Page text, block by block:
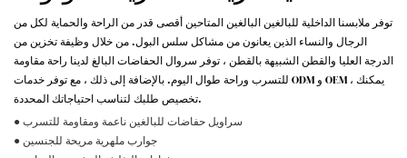
توفر ملابسنا الداخلية للبالغين البالغين المتاحين أقصى قدر من الراحة والحماية لكل من
الرجال والنساء الذين يعانون من مشاكل سلس البول. من خلال وظيفة تخزين من
الدرجة العليا والقطن الشبيهة بالقطن ، توفر سروال الحفاضات البالغ لدينا راحة مقاومة
للتسرب وراحة طوال اليوم. بالإضافة إلى ذلك ، مع توفر خدمات ODM و OEM ، يمكنك
تخصيص طلبك لتناسب احتياجاتك المحددة.
● سراويل حفاضات للبالغين ناعمة ومقاومة للتسرب
● جوارب ملهرية مريحة للجنسين